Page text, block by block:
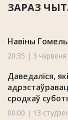
ЗАРАЗ
Навіны
20:35 | 3
Даведаліся,
сродкаў
00:00 | 13